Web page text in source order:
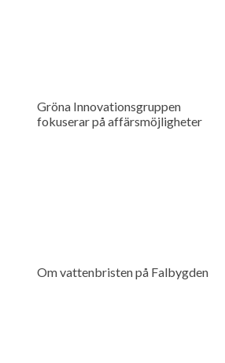
Gröna Innovationsgruppen
fokuserar på affärsmöjligheter
Om vattenbristen på Falbygden